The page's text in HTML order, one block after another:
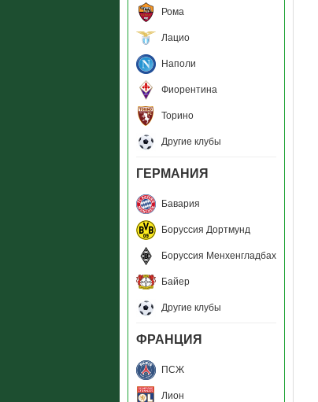
Рома
Лацио
Наполи
Фиорентина
Торино
Другие клубы
ГЕРМАНИЯ
Бавария
Боруссия Дортмунд
Боруссия Менхенгладбах
Байер
Другие клубы
ФРАНЦИЯ
ПСЖ
Лион